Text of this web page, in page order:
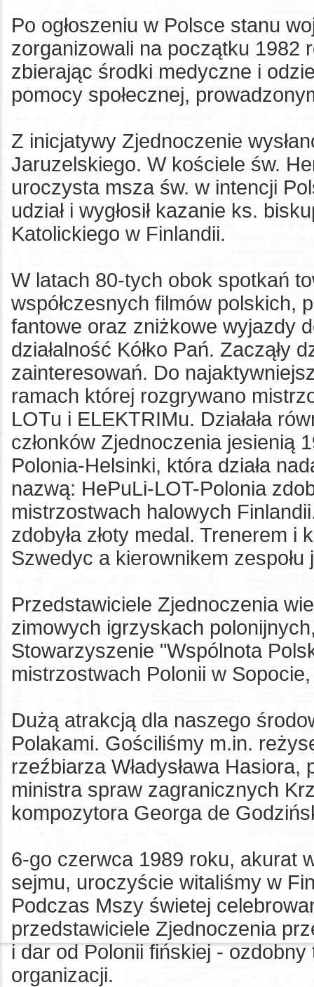
Po ogłoszeniu w Polsce stanu
zorganizowali na początku 1982
zbierając środki medyczne i
pomocy społecznej,
Z inicjatywy Zjednoczenie
Jaruzelskiego. W kościele św.
uroczysta msza św. w intencji
udział i wygłosił kazanie ks.
Katolickiego w Finlandii.
W latach 80-tych obok spotkań
współczesnych filmów polskich,
fantowe oraz zniżkowe wyjazdy
działalność Kółko Pań. Zacząły
zainteresowań. Do
ramach której rozgrywano
LOTu i ELEKTRIMu. Działała
członków Zjednoczenia jesienią
Polonia-Helsinki, która działa
nazwą: HePuLi-LOT-Polonia
mistrzostwach halowych
zdobyła złoty medal. Trenerem
Szwedyc a kierownikem
Przedstawiciele Zjednoczenia
zimowych igrzyskach
Stowarzyszenie "Wspólnota
mistrzostwach Polonii w
Dużą atrakcją dla naszego
Polakami. Gościliśmy m.in.
rzeźbiarza Władysława
ministra spraw zagranicznych
kompozytora Georga de
6-go czerwca 1989 roku, akurat
sejmu, uroczyście witaliśmy w
Podczas Mszy świetej
przedstawiciele Zjednoczenia
i dar od Polonii fińskiej -
organizacji.